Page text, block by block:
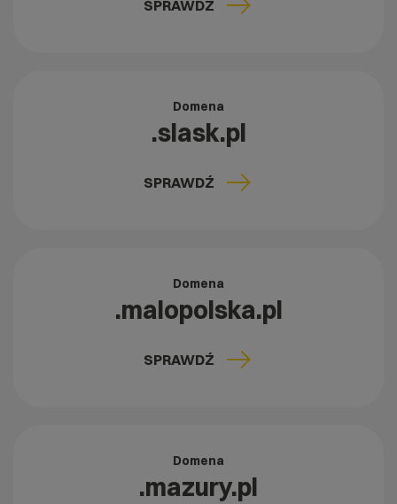
SPRAWDŹ
Domena
.slask.pl
SPRAWDŹ
Domena
.malopolska.pl
SPRAWDŹ
Domena
.mazury.pl